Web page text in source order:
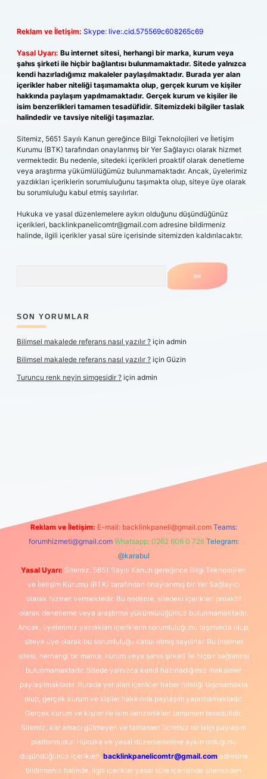
Reklam ve İletişim: Skype: live:.cid.575569c608265c69
Yasal Uyarı: Bu internet sitesi, herhangi bir marka, kurum veya
şahıs şirketi ile hiçbir bağlantısı bulunmamaktadır. Sitede yalnızca
kendi hazırladığımız makaleler paylaşılmaktadır. Burada yer alan
içerikler haber niteliği taşımamakta olup, gerçek kurum ve kişiler
hakkında paylaşım yapılmamaktadır. Gerçek kurum ve kişiler ile
isim benzerlikleri tamamen tesadüfidir. Sitemizdeki bilgiler taslak
halindedir ve tavsiye niteliği taşımazlar.
Sitemiz, 5651 Sayılı Kanun gereğince Bilgi Teknolojileri ve İletişim
Kurumu (BTK) tarafından onaylanmış bir Yer Sağlayıcı olarak hizmet
vermektedir. Bu nedenle, sitedeki içerikleri proaktif olarak denetleme
veya araştırma yükümlülüğümüz bulunmamaktadır. Ancak, üyelerimiz
yazdıkları içeriklerin sorumluluğunu taşımakta olup, siteye üye olarak
bu sorumluluğu kabul etmiş sayılırlar.
Hukuka ve yasal düzenlemelere aykırı olduğunu düşündüğünüz
içerikleri, backlinkpanelicomtr@gmail.com adresine bildirmeniz
halinde, ilgili içerikler yasal süre içerisinde sitemizden kaldırılacaktır.
SON YORUMLAR
Bilimsel makalede referans nasıl yazılır ? için admin
Bilimsel makalede referans nasıl yazılır ? için Güzin
Turuncu renk neyin simgesidir ? için admin
Reklam ve İletişim: E-mail: backlinkpaneli@gmail.com Teams:
forumhizmeti@gmail.com Whatsapp: 0262 606 0 726 Telegram:
@karabul
Yasal Uyarı: Sitemiz, 5651 Sayılı Kanun gereğince Bilgi Teknolojileri
ve İletişim Kurumu (BTK) tarafından onaylanmış bir Yer Sağlayıcı
olarak hizmet vermektedir. Bu nedenle, sitedeki içerikleri proaktif
olarak denetleme veya araştırma yükümlülüğümüz bulunmamaktadır.
Ancak, üyelerimiz yazdıkları içeriklerin sorumluluğunu taşımakta olup,
siteye üye olarak bu sorumluluğu kabul etmiş sayılırlar. Bu internet
sitesi, herhangi bir marka, kurum veya şahıs şirketi ile hiçbir bağlantısı
bulunmamaktadır. Sitede yalnızca kendi hazırladığımız makaleler
paylaşılmaktadır. Burada yer alan içerikler haber niteliği taşımamakta
olup, gerçek kurum ve kişiler hakkında paylaşım yapılmamaktadır.
Gerçek kurum ve kişiler ile isim benzerlikleri tamamen tesadüfidir.
Sitemiz, kar amacı gütmeyen ve tamamen ücretsiz bir bilgi paylaşım
platformudur. Hukuka ve yasal düzenlemelere aykırı olduğunu
düşündüğünüz içerikleri, backlinkpanelicomtr@gmail.comadresine
bildirmeniz halinde, ilgili içerikler yasal süre içerisinde sitemizden